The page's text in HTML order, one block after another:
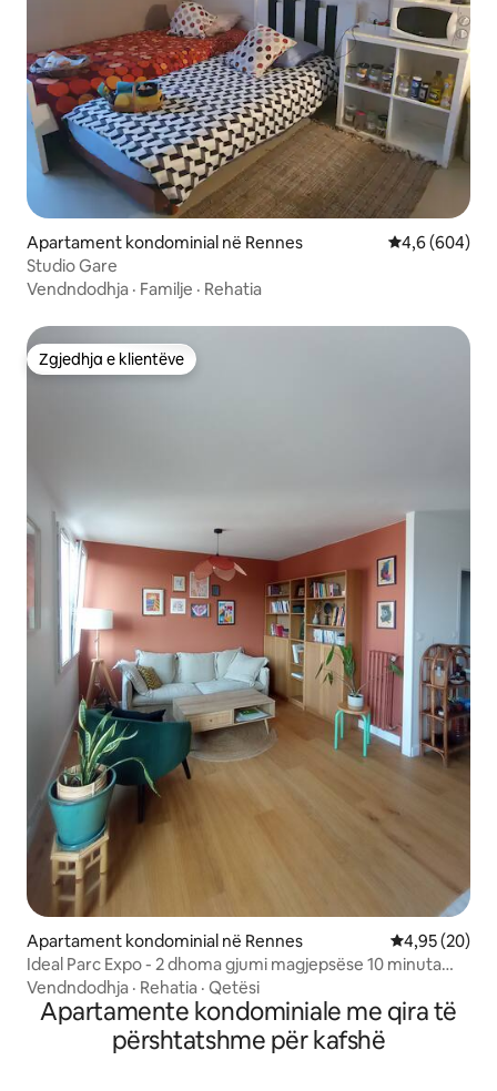
Apartament kondominial në Rennes Vlerësimi
4,6 (604)
Studio Gare
Vendndodhja · Familje · Rehatia
Zgjedhja e klientëve
Zgjedhja e klientëve
Apartament kondominial në Rennes Vlerësimi
4,95 (20)
Ideal Parc Expo - 2 dhoma gjumi magjepsëse 10 minuta
nga qendra e qytetit
Vendndodhja · Rehatia · Qetësi
Apartamente kondominiale me qira të
përshtatshme për kafshë